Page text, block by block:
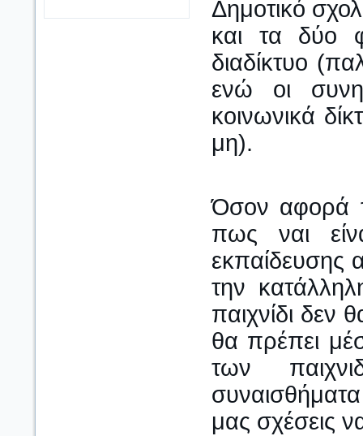
Δημοτικό
και τα δύο
διαδίκτυο
ενώ οι
κοινωνικά
μη).
Όσον αφορά
πως ναι
εκπαίδευσης
την
παιχνίδι δεν
θα πρέπει
των
μας σχέσεις